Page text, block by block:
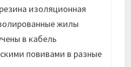
изоляционная
жилы
в кабель
повивами в разные